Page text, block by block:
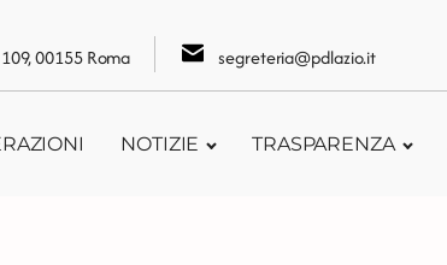
00155 Roma segreteria@pdlazio.it
NOTIZIE TRASPARENZA